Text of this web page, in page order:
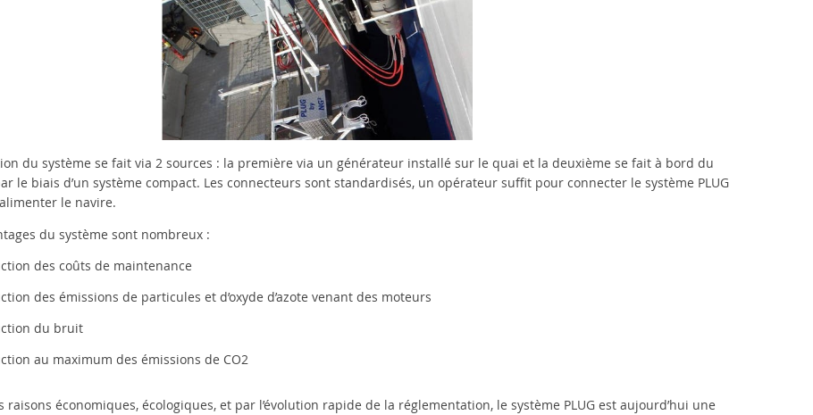
du système se fait via 2 sources : la première via un générateur installé sur le quai et la deuxième se fait à bord du
le biais d’un système compact. Les connecteurs sont standardisés, un opérateur suffit pour connecter le système PLUG
le navire.
du système sont nombreux :
des coûts de maintenance
des émissions de particules et d’oxyde d’azote venant des moteurs
du bruit
au maximum des émissions de CO2
raisons économiques, écologiques, et par l’évolution rapide de la réglementation, le système PLUG est aujourd’hui une